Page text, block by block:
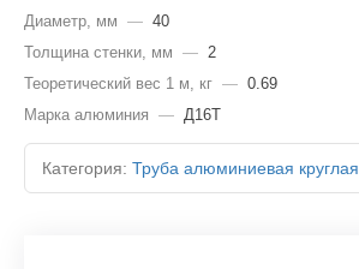
Диаметр, мм — 40
Толщина стенки, мм — 2
Теоретический вес 1 м, кг — 0.69
Марка алюминия — Д16Т
Категория: Труба алюминиевая круглая